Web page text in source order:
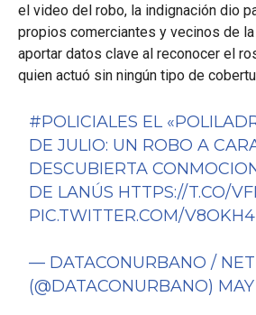
el video del robo, la indignación dio
propios comerciantes y vecinos de
aportar datos clave al reconocer el
quien actuó sin ningún tipo de
#POLICIALES EL
DE JULIO: UN ROBO A
DESCUBIERTA
DE LANÚS HTTPS://T.CO/
PIC.TWITTER.COM/
— DATACONURBANO / NET
(@DATACONURBANO)